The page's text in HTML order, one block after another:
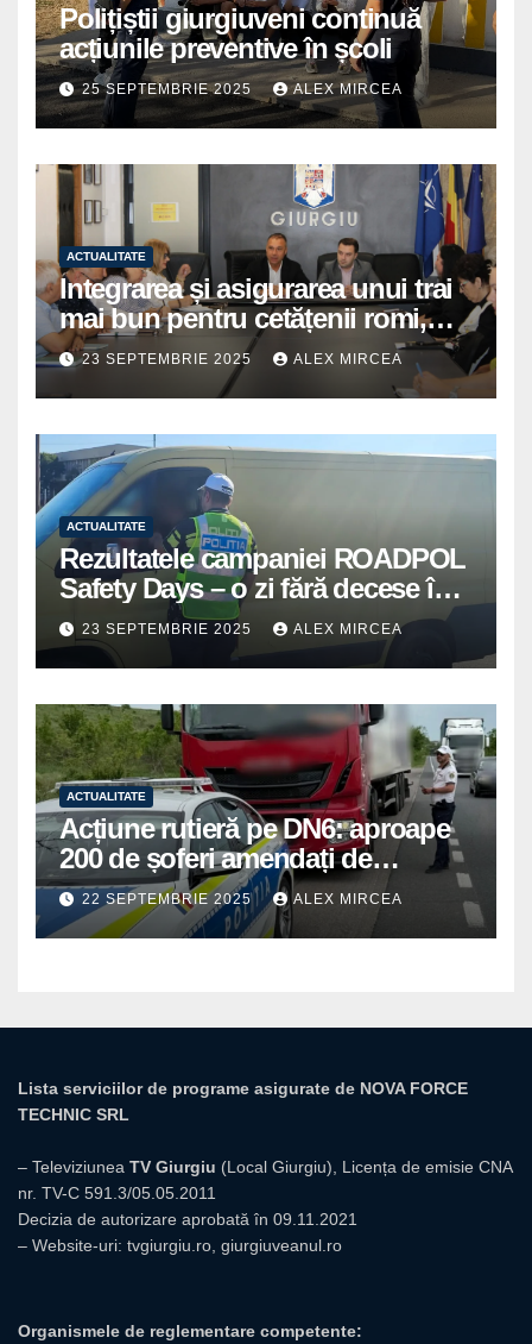
Polițiștii giurgiuveni continuă
acțiunile preventive în școli
25 SEPTEMBRIE 2025 ALEX MIRCEA
ACTUALITATE
Integrarea și asigurarea unui trai
mai bun pentru cetățenii romi,
prioritate pentru instituțiile
publice giurgiuvene
23 SEPTEMBRIE 2025 ALEX MIRCEA
ACTUALITATE
Rezultatele campaniei ROADPOL
Safety Days – o zi fără decese în
trafic
23 SEPTEMBRIE 2025 ALEX MIRCEA
ACTUALITATE
Acțiune rutieră pe DN6: aproape
200 de șoferi amendați de
polițiștii din Mihăilești
22 SEPTEMBRIE 2025 ALEX MIRCEA
Lista serviciilor de programe asigurate de NOVA FORCE
TECHNIC SRL
– Televiziunea TV Giurgiu (Local Giurgiu), Licența de emisie CNA
nr. TV-C 591.3/05.05.2011
Decizia de autorizare aprobată în 09.11.2021
– Website-uri: tvgiurgiu.ro giurgiuveanul.ro
Organismele de reglementare competente: